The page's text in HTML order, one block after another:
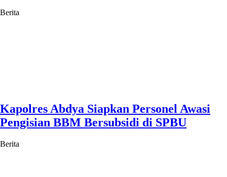
Berita
Kapolres Abdya Siapkan Personel Awasi
Pengisian BBM Bersubsidi di SPBU
Berita